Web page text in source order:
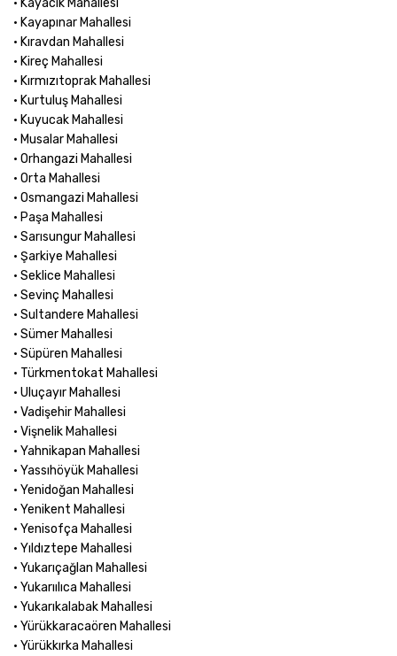
• Kayacık Mahallesi
• Kayapınar Mahallesi
• Kıravdan Mahallesi
• Kireç Mahallesi
• Kırmızıtoprak Mahallesi
• Kurtuluş Mahallesi
• Kuyucak Mahallesi
• Musalar Mahallesi
• Orhangazi Mahallesi
• Orta Mahallesi
• Osmangazi Mahallesi
• Paşa Mahallesi
• Sarısungur Mahallesi
• Şarkiye Mahallesi
• Seklice Mahallesi
• Sevinç Mahallesi
• Sultandere Mahallesi
• Sümer Mahallesi
• Süpüren Mahallesi
• Türkmentokat Mahallesi
• Uluçayır Mahallesi
• Vadişehir Mahallesi
• Vişnelik Mahallesi
• Yahnikapan Mahallesi
• Yassıhöyük Mahallesi
• Yenidoğan Mahallesi
• Yenikent Mahallesi
• Yenisofça Mahallesi
• Yıldıztepe Mahallesi
• Yukarıçağlan Mahallesi
• Yukarıılıca Mahallesi
• Yukarıkalabak Mahallesi
• Yürükkaracaören Mahallesi
• Yürükkırka Mahallesi